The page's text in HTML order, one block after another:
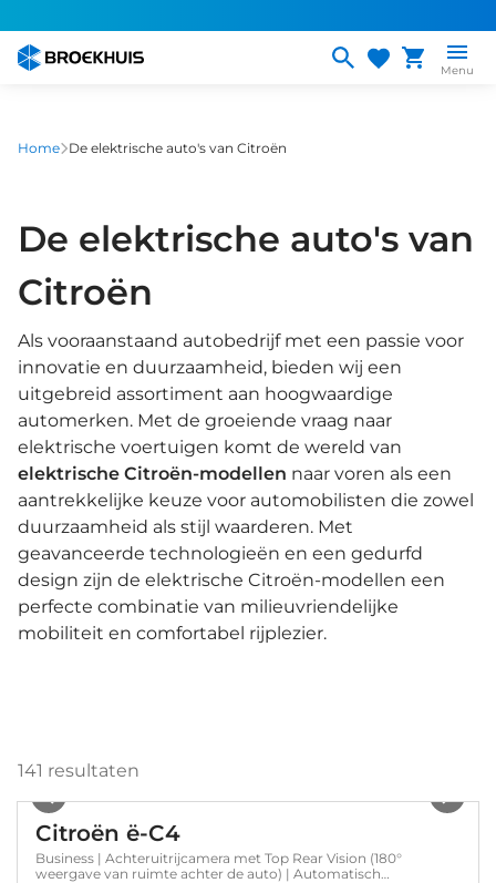
naar
gaan
Menu
Home De elektrische auto's van Citroën
De elektrische auto's van
Citroën
Als vooraanstaand autobedrijf met een passie voor
innovatie en duurzaamheid, bieden wij een
uitgebreid assortiment aan hoogwaardige
automerken. Met de groeiende vraag naar
elektrische voertuigen komt de wereld van
elektrische Citroën-modellen naar voren als een
aantrekkelijke keuze voor automobilisten die zowel
duurzaamheid als stijl waarderen. Met
geavanceerde technologieën en een gedurfd
design zijn de elektrische Citroën-modellen een
perfecte combinatie van milieuvriendelijke
mobiliteit en comfortabel rijplezier.
141 resultaten
Citroën ë-C4
Business | Achteruitrijcamera met Top Rear Vision (180°
weergave van ruimte achter de auto) | Automatisch